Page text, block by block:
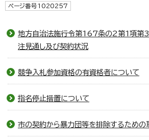
ページ番号1020257
地方自治法施行令第167条の2第1項第
注見通し及び契約状況
競争入札参加資格の有資格者について
指名停止措置について
市の契約から暴力団等を排除するための